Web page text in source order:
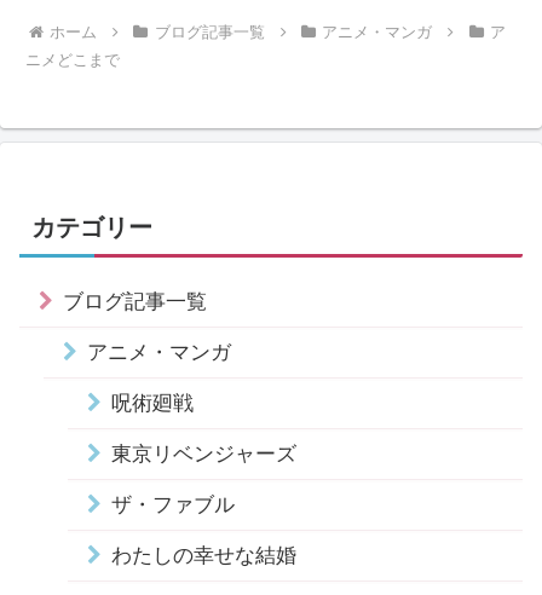
ホーム ブログ記事一覧 アニメ・マンガ
ア
ニメどこまで
カテゴリー
ブログ記事一覧
アニメ・マンガ
呪術廻戦
東京リベンジャーズ
ザ・ファブル
わたしの幸せな結婚